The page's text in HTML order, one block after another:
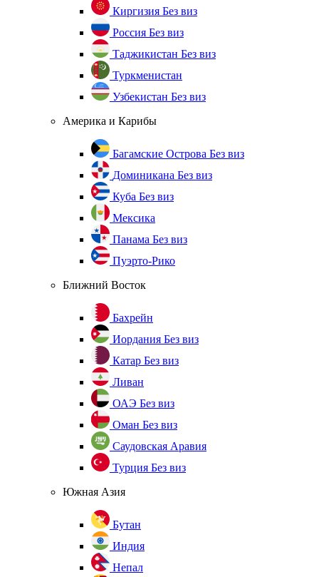
Киргизия Без виз
Россия Без виз
Таджикистан Без виз
Туркменистан
Узбекистан Без виз
Америка и Карибы
Багамские Острова Без виз
Доминикана Без виз
Куба Без виз
Мексика
Панама Без виз
Пуэрто-Рико
Ближний Восток
Бахрейн
Иордания Без виз
Катар Без виз
Ливан
ОАЭ Без виз
Оман Без виз
Саудовская Аравия
Турция Без виз
Южная Азия
Бутан
Индия
Непал